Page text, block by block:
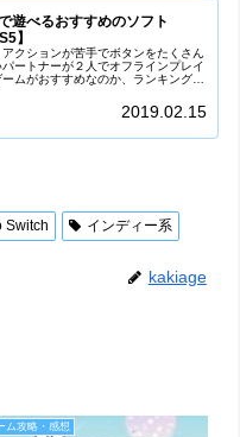
遊べるおすすめのソフト
】
クションが苦手でボタンをたくさん
ートナーが２人でオフラインプレイ
ムがおすすめなのか、ランキングを
2019.02.15
Switch インディー系
kakiage
ム攻略・感想